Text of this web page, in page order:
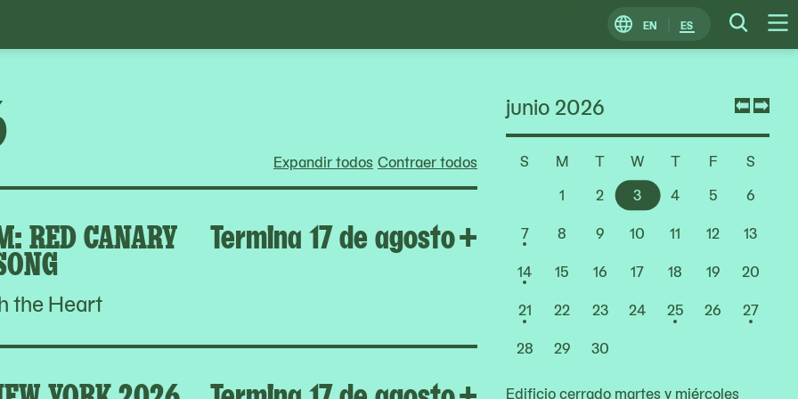
EN ES
Change
Locale
Expandir todos Contraer todos
RED CANARY
the Heart
Termina 17 de agosto+ Open Homeroom: Red
junio 2026
S M T W T F S
Choose
1 2 3 4 5
6
7
8 9 10 11 12
13
14
15 16 17 18 19
20
21
22 23 24 25 26
27
28
29 30
Edificio cerrado martes y miércoles